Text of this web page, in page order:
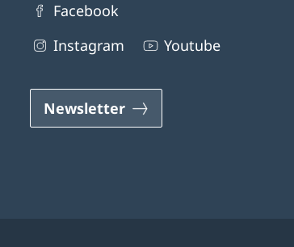
Facebook
Instagram
Youtube
Newsletter